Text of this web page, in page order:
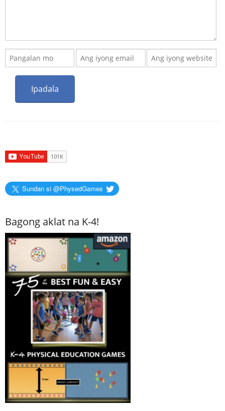
Sundan si @PhysedGames
Bagong aklat na K-4!